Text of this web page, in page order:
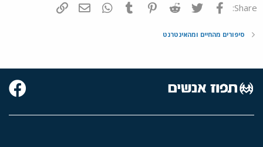
Share: פייסבוק Twitter
Reddit
Pinterest
Tumblr
WhatsAppדואר אלקטרוני
סיפורים מהחיים ומהאינטרנט